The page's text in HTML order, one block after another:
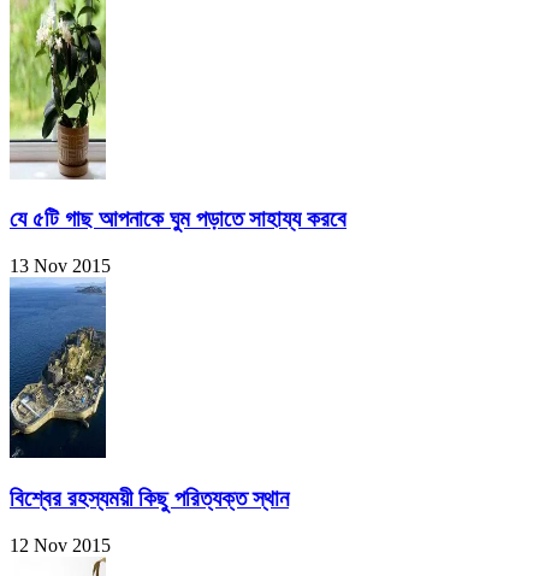
যে ৫টি গাছ আপনাকে ঘুম পড়াতে সাহায্য করবে
13 Nov 2015
বিশ্বের রহস্যময়ী কিছু পরিত্যক্ত স্থান
12 Nov 2015